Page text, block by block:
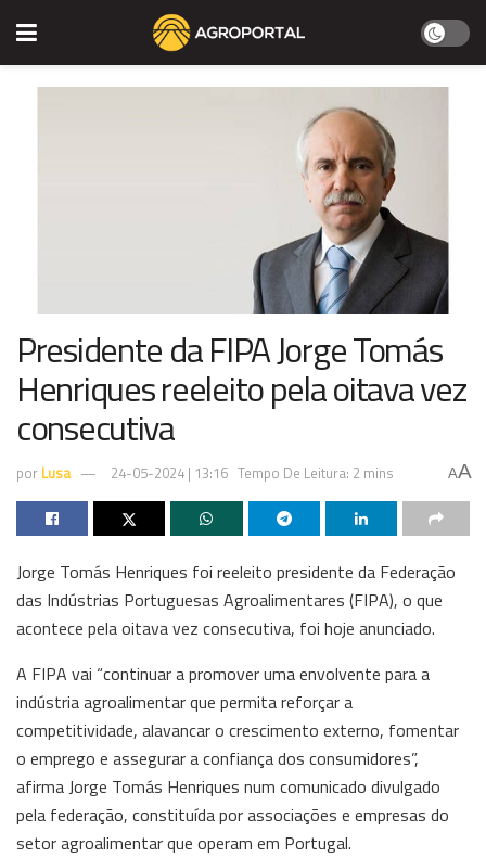
Presidente da FIPA Jorge Tomás
Henriques reeleito pela oitava vez
consecutiva
por Lusa 24-05-2024 | 13:16 Tempo De Leitura: 2 mins AA
Jorge Tomás Henriques foi reeleito presidente da Federação
das Indústrias Portuguesas Agroalimentares (FIPA), o que
acontece pela oitava vez consecutiva, foi hoje anunciado.
A FIPA vai “continuar a promover uma envolvente para a
indústria agroalimentar que permita reforçar a
competitividade, alavancar o crescimento externo, fomentar
o emprego e assegurar a confiança dos consumidores”,
afirma Jorge Tomás Henriques num comunicado divulgado
pela federação, constituída por associações e empresas do
setor agroalimentar que operam em Portugal.